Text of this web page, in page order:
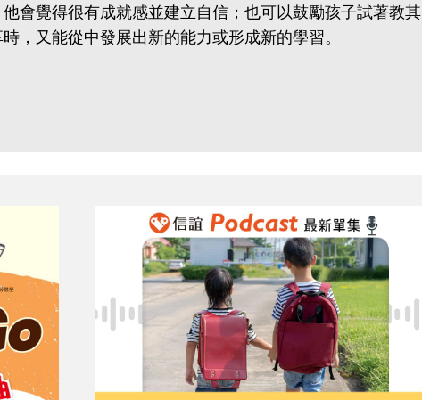
會覺得很有成就感並建立自信；也可以鼓勵孩子試著教其
，又能從中發展出新的能力或形成新的學習。